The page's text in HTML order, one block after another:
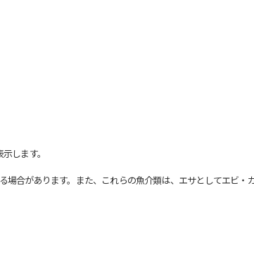
します。
があります。また、これらの魚介類は、エサとしてエビ・